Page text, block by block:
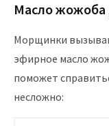
Масло жожоба
Морщинки
эфирное масло
поможет
несложно: